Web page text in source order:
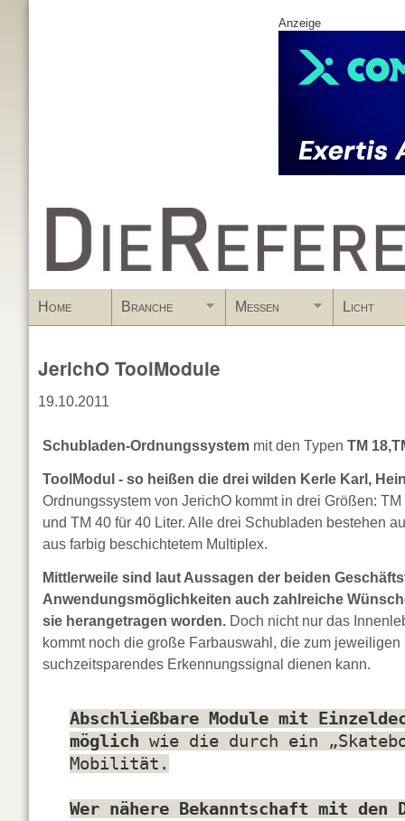
Anzeige
www.DieReferenz.de
Home Branche Messen Licht
JerichO ToolModule
19.10.2011
Schubladen-Ordnungssystem mit den Typen TM
ToolModul - so heißen die drei wilden Kerle Karl,
Ordnungssystem von JerichO kommt in drei Größen:
und TM 40 für 40 Liter. Alle drei Schubladen bestehen
aus farbig beschichtetem Multiplex.
Mittlerweile sind laut Aussagen der beiden
Anwendungsmöglichkeiten auch zahlreiche
sie herangetragen worden. Doch nicht nur das
kommt noch die große Farbauswahl, die zum
suchzeitsparendes Erkennungssignal dienen kann.
Abschließbare Module mit
möglich wie die durch ein
Mobilität.
Wer nähere Bekanntschaft mit den